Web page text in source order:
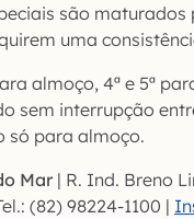
são maturados
uma
almoço, 4ª e 5ª
sem interrupção
só para almoço.
Mar | R. Ind. Breno
(82) 98224-1100 |